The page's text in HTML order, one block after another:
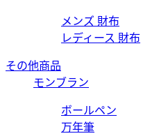
メンズ 財布
レディース 財布
その他商品
モンブラン
ボールペン
万年筆